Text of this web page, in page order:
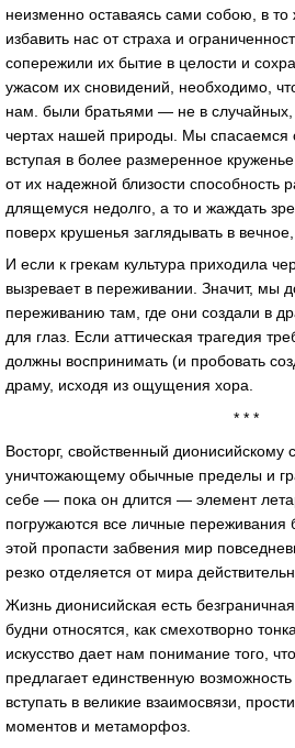
неизменно оставаясь сами собою, в то
избавить нас от страха и
сопережили их бытие в целости и
ужасом их сновидений, необходимо,
нам. были братьями — не в
чертах нашей природы. Мы спасаемся
вступая в более размеренное
от их надежной близости способность
длящемуся недолго, а то и жаждать
поверх крушенья заглядывать в
И если к грекам культура приходила
вызревает в переживании. Значит, мы
переживанию там, где они создали в
для глаз. Если аттическая трагедия
должны воспринимать (и пробовать
драму, исходя из ощущения хора.
* * *
Восторг, свойственный дионисийскому
уничтожающему обычные пределы и
себе — пока он длится — элемент
погружаются все личные переживания
этой пропасти забвения мир
резко отделяется от мира
Жизнь дионисийская есть
будни относятся, как смехотворно
искусство дает нам понимание того,
предлагает единственную
вступать в великие взаимосвязи,
моментов и метаморфоз.